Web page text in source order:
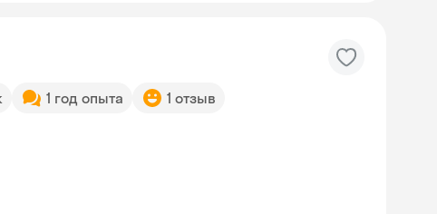
1 год опыта 1 отзыв